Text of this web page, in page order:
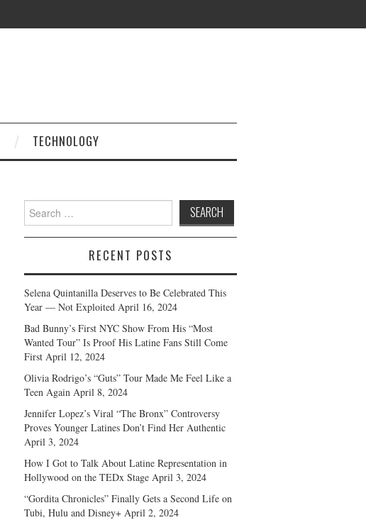
TECHNOLOGY
Search
for:
RECENT POSTS
Selena Quintanilla Deserves to Be Celebrated This
Year — Not Exploited April 16, 2024
Bad Bunny’s First NYC Show From His “Most
Wanted Tour” Is Proof His Latine Fans Still Come
First April 12, 2024
Olivia Rodrigo’s “Guts” Tour Made Me Feel Like a
Teen Again April 8, 2024
Jennifer Lopez’s Viral “The Bronx” Controversy
Proves Younger Latines Don’t Find Her Authentic
April 3, 2024
How I Got to Talk About Latine Representation in
Hollywood on the TEDx Stage April 3, 2024
“Gordita Chronicles” Finally Gets a Second Life on
Tubi, Hulu and Disney+ April 2, 2024